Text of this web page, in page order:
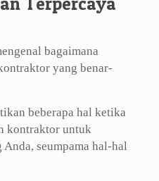
bagaimana
yang benar-
beberapa hal ketika
kontraktor untuk
seumpama hal-hal